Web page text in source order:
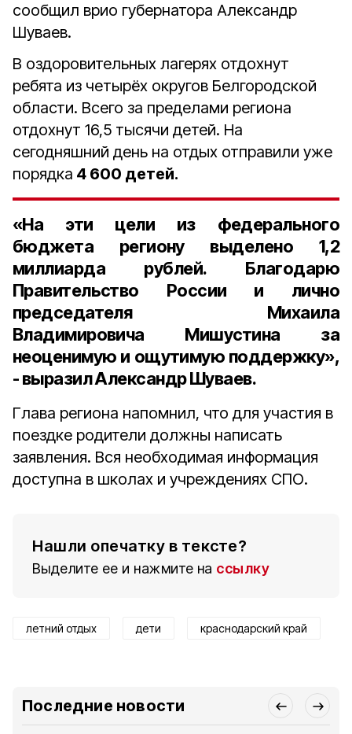
сообщил врио губернатора Александр
Шуваев.
В оздоровительных лагерях отдохнут
ребята из четырёх округов Белгородской
области. Всего за пределами региона
отдохнут 16,5 тысячи детей. На
сегодняшний день на отдых отправили уже
порядка 4 600 детей.
«На эти цели из федерального
бюджета региону выделено 1,2
миллиарда рублей. Благодарю
Правительство России и лично
председателя Михаила
Владимировича Мишустина за
неоценимую и ощутимую поддержку»,
- выразил Александр Шуваев.
Глава региона напомнил, что для участия в
поездке родители должны написать
заявления. Вся необходимая информация
доступна в школах и учреждениях СПО.
Нашли опечатку в тексте?
Выделите ее и нажмите на ссылку
летний отдых дети краснодарский край
Последние новости